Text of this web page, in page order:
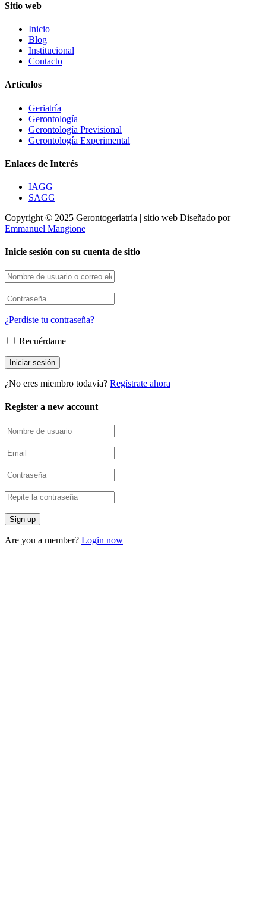
Sitio web
Inicio
Blog
Institucional
Contacto
Artículos
Geriatría
Gerontología
Gerontología Previsional
Gerontología Experimental
Enlaces de Interés
IAGG
SAGG
Copyright © 2025 Gerontogeriatría | sitio web Diseñado por
Emmanuel Mangione
Inicie sesión con su cuenta de sitio
¿Perdiste tu contraseña?
Recuérdame
¿No eres miembro todavía? Regístrate ahora
Register a new account
Are you a member? Login now